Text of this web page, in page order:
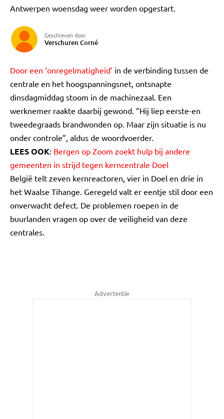
Antwerpen woensdag weer worden opgestart.
Geschreven door
Verschuren Corné
Door een ‘onregelmatigheid’ in de verbinding tussen de
centrale en het hoogspanningsnet, ontsnapte
dinsdagmiddag stoom in de machinezaal. Een
werknemer raakte daarbij gewond. ”Hij liep eerste-en
tweedegraads brandwonden op. Maar zijn situatie is nu
onder controle”, aldus de woordvoerder.
LEES OOK: Bergen op Zoom zoekt hulp bij andere
gemeenten in strijd tegen kerncentrale Doel
België telt zeven kernreactoren, vier in Doel en drie in
het Waalse Tihange. Geregeld valt er eentje stil door een
onverwacht defect. De problemen roepen in de
buurlanden vragen op over de veiligheid van deze
centrales.
Advertentie